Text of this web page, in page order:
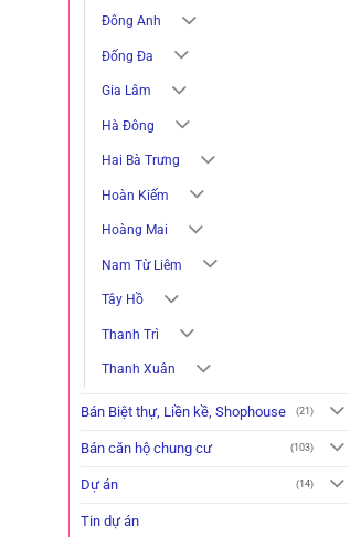
Đông Anh
Đống Đa
Gia Lâm
Hà Đông
Hai Bà Trưng
Hoàn Kiếm
Hoàng Mai
Nam Từ Liêm
Tây Hồ
Thanh Trì
Thanh Xuân
Bán Biệt thự, Liền kề, Shophouse (21)
Bán căn hộ chung cư (103)
Dự án (14)
Tin dự án